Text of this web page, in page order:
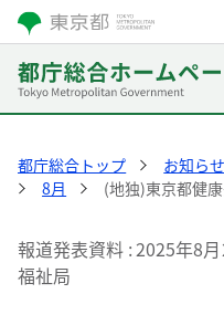
都庁総合トップ お知らせ
8月
(地独)東京都健
報道発表資料 2025年8
福祉局